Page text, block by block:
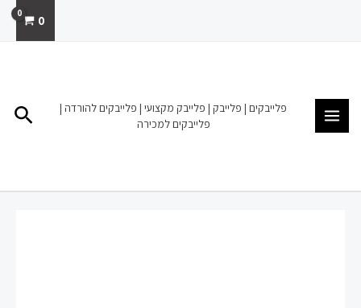
0
פלייבקים | פלייבק | פלייבק מקצועי | פלייבקים להורדה |
פלייבקים למכירה